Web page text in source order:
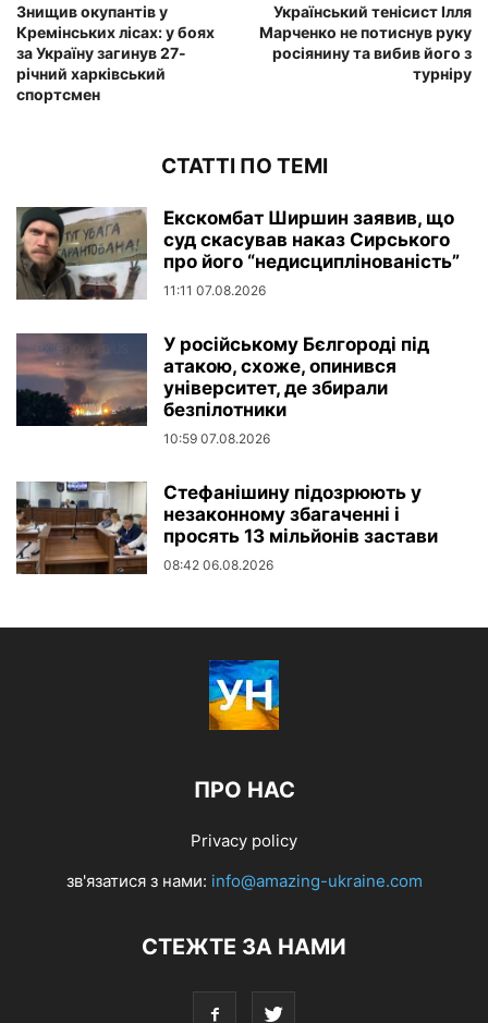
Знищив окупантів у
Кремінських лісах: у боях
за Україну загинув 27-
річний харківський
спортсмен
Український тенісист Ілля
Марченко не потиснув руку
росіянину та вибив його з
турніру
СТАТТІ ПО ТЕМІ
Екскомбат Ширшин заявив, що
суд скасував наказ Сирського
про його “недисциплінованість”
11:11 07.08.2026
У російському Бєлгороді під
атакою, схоже, опинився
університет, де збирали
безпілотники
10:59 07.08.2026
Стефанішину підозрюють у
незаконному збагаченні і
просять 13 мільйонів застави
08:42 06.08.2026
ПРО НАС
Privacy policy
зв'язатися з нами: info@amazing-ukraine.com
СТЕЖТЕ ЗА НАМИ